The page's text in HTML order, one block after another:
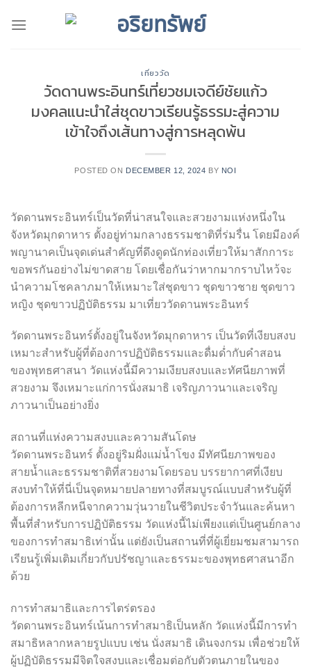
เที่ยววัด
วัดดานพระอินทร์เที่ยวชมเจดีย์ชัยแก้ว
มงคลแนะนำใส่ชุดขาวเรียนรู้ธรรมะสู่ความ
เข้าใจถึงเส้นทางสู่การหลุดพ้น
POSTED ON DECEMBER 12, 2024 BY NOI
วัดดานพระอินทร์เป็นวัดที่น่าสนใจและสวยงามแห่งหนึ่งใน
จังหวัดมุกดาหาร ตั้งอยู่ท่ามกลางธรรมชาติที่ร่มรื่น โดยมีองค์
พญานาคเป็นจุดเด่นสำคัญที่ดึงดูดนักท่องเที่ยวให้มาสักการะ
ขอพรกันอย่างไม่ขาดสาย โดยเชื่อกันว่าหากมากราบไหว้จะ
นำความโชคลาภมาให้เหมาะใส่ชุดขาว ชุดขาวชาย ชุดขาว
หญิง ชุดขาวปฏิบัติธรรม มาเที่ยววัดดานพระอินทร์
วัดดานพระอินทร์ตั้งอยู่ในจังหวัดมุกดาหาร เป็นวัดที่เงียบสงบ
เหมาะสำหรับผู้ที่ต้องการปฏิบัติธรรมและดื่มด่ำกับคำสอน
ของพุทธศาสนา วัดแห่งนี้มีความเงียบสงบและทัศนียภาพที่
สวยงาม จึงเหมาะแก่การนั่งสมาธิ เจริญภาวนาและเจริญ
ภาวนาเป็นอย่างยิ่ง
สถานที่แห่งความสงบและความสันโดษ
วัดดานพระอินทร์ ตั้งอยู่ริมฝั่งแม่น้ำโขง มีทัศนียภาพของ
สายน้ำและธรรมชาติที่สวยงามโดยรอบ บรรยากาศที่เงียบ
สงบทำให้ที่นี่เป็นจุดหมายปลายทางที่สมบูรณ์แบบสำหรับผู้ที่
ต้องการหลีกหนีจากความวุ่นวายในชีวิตประจำวันและค้นหา
พื้นที่สำหรับการปฏิบัติธรรม วัดแห่งนี้ไม่เพียงแต่เป็นศูนย์กลาง
ของการทำสมาธิเท่านั้น แต่ยังเป็นสถานที่ที่ผู้เยี่ยมชมสามารถ
เรียนรู้เพิ่มเติมเกี่ยวกับปรัชญาและธรรมะของพุทธศาสนาอีก
ด้วย
การทำสมาธิและการไตร่ตรอง
วัดดานพระอินทร์เน้นการทำสมาธิเป็นหลัก วัดแห่งนี้มีการทำ
สมาธิหลากหลายรูปแบบ เช่น นั่งสมาธิ เดินจงกรม เพื่อช่วยให้
ผู้ปฏิบัติธรรมมีจิตใจสงบและเชื่อมต่อกับตัวตนภายในของ